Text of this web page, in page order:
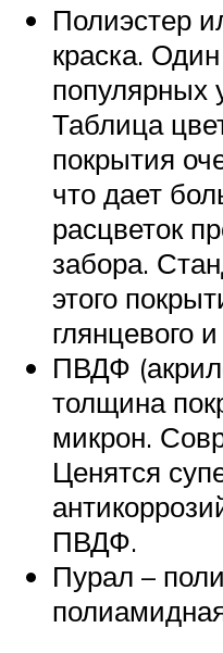
Полиэстер
краска.
популярных
Таблица
покрытия
что дает
расцветок
забора.
этого
глянцевого
ПВДФ
толщина
микрон.
Ценятся
ПВДФ.
Пурал –